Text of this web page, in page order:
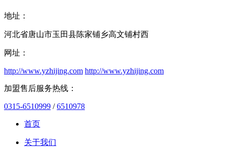
地址：
河北省唐山市玉田县陈家铺乡高文铺村西
网址：
http://www.yzhijing.com http://www.yzhijing.com
加盟售后服务热线：
0315-6510999 /6510978
首页
关于我们